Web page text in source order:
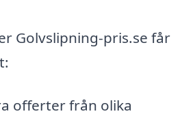
Golvslipning-pris.se får
offerter från olika